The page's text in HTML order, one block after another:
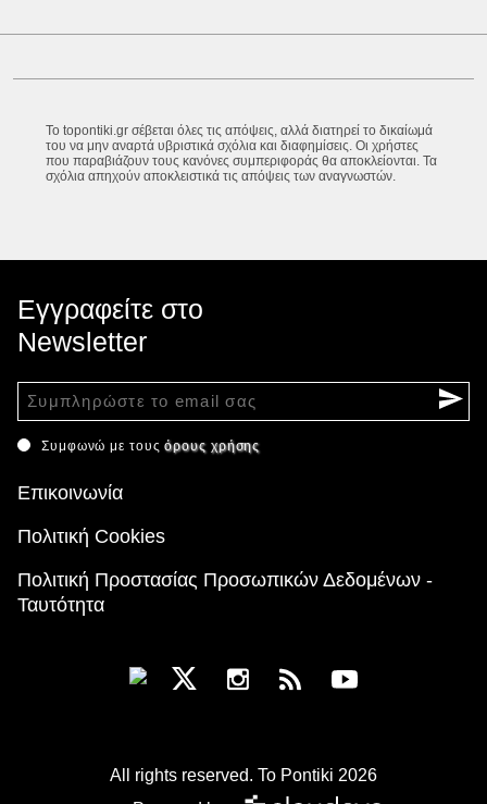
Το topontiki.gr σέβεται όλες τις απόψεις, αλλά διατηρεί το δικαίωμά
του να μην αναρτά υβριστικά σχόλια και διαφημίσεις. Οι χρήστες
που παραβιάζουν τους κανόνες συμπεριφοράς θα αποκλείονται. Τα
σχόλια απηχούν αποκλειστικά τις απόψεις των αναγνωστών.
Εγγραφείτε στο
Newsletter
Συμφωνώ με τουςόρους χρήσης
Επικοινωνία
Πολιτική Cookies
Πολιτική Προστασίας Προσωπικών Δεδομένων -
Ταυτότητα
All rights reserved. To Pontiki 2026